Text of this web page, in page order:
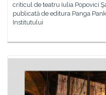
criticul de teatru Iulia Popovici
publicată de editura Panga
Institutului